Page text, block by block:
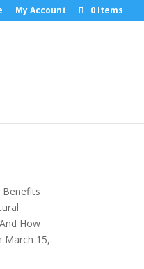
My Account 0 Items
Benefits
How
March 15,